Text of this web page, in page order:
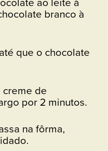
branco à
que o chocolate
creme de
por 2 minutos.
na fôrma,